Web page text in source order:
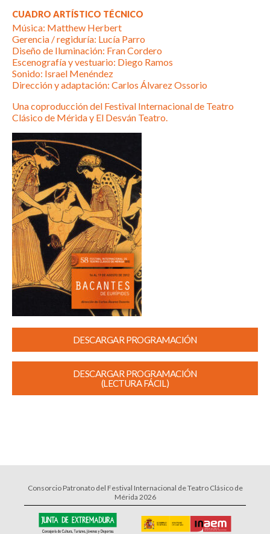
CUADRO ARTÍSTICO TÉCNICO
Música: Matthew Herbert
Gerencia / regiduría: Lucía Parro
Diseño de Iluminación: Fran Cordero
Escenografía y vestuario: Diego Ramos
Sonido: Israel Menéndez
Dirección y adaptación: Carlos Álvarez Ossorio
Una coproducción del Festival Internacional de Teatro
Clásico de Mérida y El Desván Teatro.
DESCARGAR PROGRAMACIÓN
DESCARGAR PROGRAMACIÓN
(LECTURA FÁCIL)
Consorcio Patronato del Festival Internacional de Teatro Clásico de
Mérida 2026